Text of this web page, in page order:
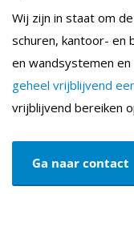
Wij zijn in staat om
schuren, kantoor- en
en wandsystemen
geheel vrijblijvend
vrijblijvend bereiken
Ga naar contact